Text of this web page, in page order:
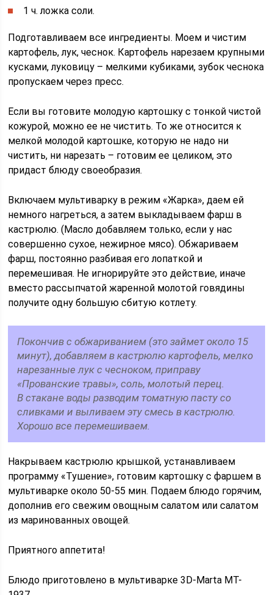
1 ч. ложка соли.
Подготавливаем все ингредиенты. Моем и чистим
картофель, лук, чеснок. Картофель нарезаем крупными
кусками, луковицу – мелкими кубиками, зубок чеснока
пропускаем через пресс.
Если вы готовите молодую картошку с тонкой чистой
кожурой, можно ее не чистить. То же относится к
мелкой молодой картошке, которую не надо ни
чистить, ни нарезать – готовим ее целиком, это
придаст блюду своеобразия.
Включаем мультиварку в режим «Жарка», даем ей
немного нагреться, а затем выкладываем фарш в
кастрюлю. (Масло добавляем только, если у нас
совершенно сухое, нежирное мясо). Обжариваем
фарш, постоянно разбивая его лопаткой и
перемешивая. Не игнорируйте это действие, иначе
вместо рассыпчатой жаренной молотой говядины
получите одну большую сбитую котлету.
Покончив с обжариванием (это займет около 15
минут), добавляем в кастрюлю картофель, мелко
нарезанные лук с чесноком, приправу
«Прованские травы», соль, молотый перец.
В стакане воды разводим томатную пасту со
сливками и выливаем эту смесь в кастрюлю.
Хорошо все перемешиваем.
Накрываем кастрюлю крышкой, устанавливаем
программу «Тушение», готовим картошку с фаршем в
мультиварке около 50-55 мин. Подаем блюдо горячим,
дополнив его свежим овощным салатом или салатом
из маринованных овощей.
Приятного аппетита!
Блюдо приготовлено в мультиварке 3D-Marta MT-